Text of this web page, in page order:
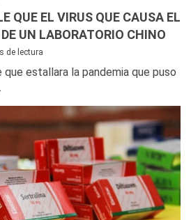
QUE EL VIRUS QUE CAUSA EL
UN LABORATORIO CHINO
de lectura
estallara la pandemia que puso